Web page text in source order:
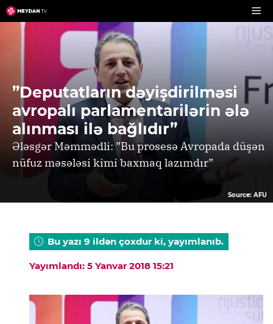
Skip
to
”Deputatların dəyişdirilməsi
avropalı parlamentarilərin ələ
alınması ilə bağlıdır”
Ələsgər Məmmədli: ”Bu prosesə Avropada düşən
nüfuz məsələsi kimi baxmaq lazımdır”
Source: AFU
Bu yazı 9 ildən çoxdur ki, yayımlanıb.
Yayımlandı: 5 Yanvar 2018 15:21